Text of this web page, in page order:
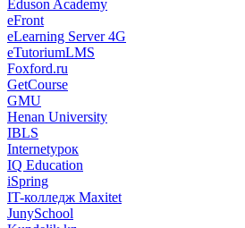
Eduson Academy
eFront
eLearning Server 4G
eTutoriumLMS
Foxford.ru
GetCourse
GMU
Henan University
IBLS
Internetурок
IQ Education
iSpring
IT-колледж Maxitet
JunySchool